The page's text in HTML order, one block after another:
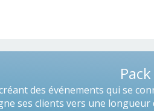
créant des événements qui
ses clients vers une longueur